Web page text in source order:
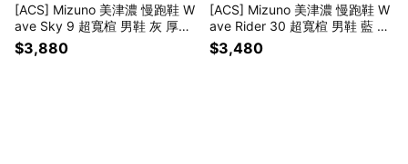
[ACS] Mizuno 美津濃 慢跑鞋 W
ave Sky 9 超寬楦 男鞋 灰 厚底
緩震 運動鞋 J1GC2511-61
$3,880
[ACS] Mizuno 美津濃 慢跑鞋 W
ave Rider 30 超寬楦 男鞋 藍 緩
震 運動鞋J1GM2621-54
$3,480